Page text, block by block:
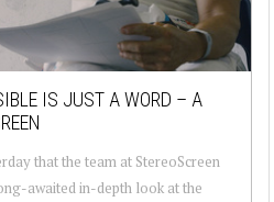
IS JUST A WORD – A
that the team at StereoScreen
awaited in-depth look at the